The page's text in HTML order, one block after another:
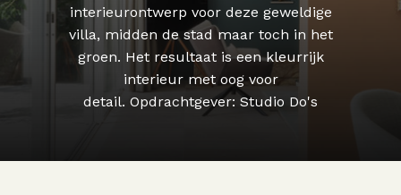
interieurontwerp voor deze geweldige
villa, midden de stad maar toch in het
groen. Het resultaat is een kleurrijk
interieur met oog voor
detail. Opdrachtgever: Studio Do's